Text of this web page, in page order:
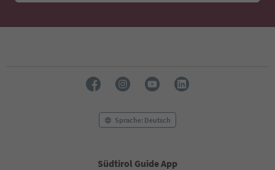
Sprache: Deutsch
Südtirol Guide App